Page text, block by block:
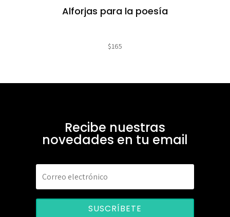
Alforjas para la poesía
$165
Recibe nuestras
novedades en tu email
SUSCRÍBETE